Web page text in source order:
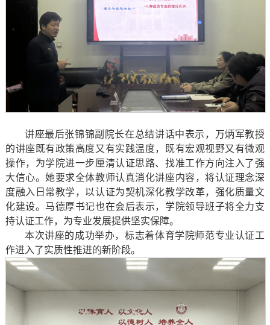
讲座最后张锦锦副院长在总结讲话中表示，万炳军教授
的讲座既有政策高度又有实践温度，既有宏观视野又有微观
操作，为学院进一步厘清认证思路、找准工作方向注入了强
大信心。她要求全体教师认真消化讲座内容，将认证理念深
度融入日常教学，以认证为契机深化教学改革，强化质量文
化建设。马德厚书记也在会后表示，学院领导班子将全力支
持认证工作，为专业发展提供坚实保障。
本次讲座的成功举办，标志着体育学院师范专业认证工
作进入了实质性推进的新阶段。